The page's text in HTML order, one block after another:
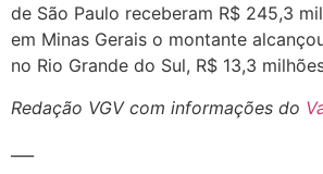
de São Paulo receberam R$ 245,3
em Minas Gerais o montante
no Rio Grande do Sul, R$ 13,3
Redação VGV com informações do